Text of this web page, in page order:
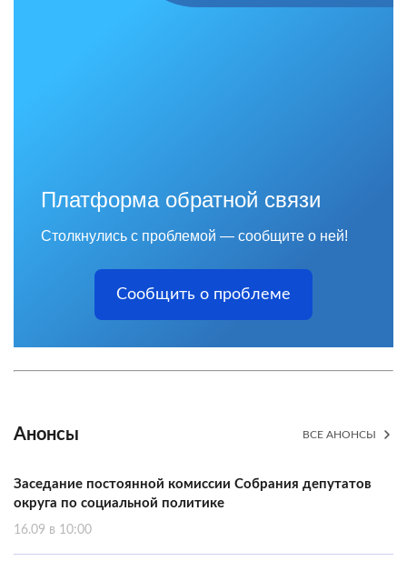
Платформа обратной связи
Столкнулись с проблемой — сообщите о ней!
Сообщить о проблеме
Анонсы ВСЕ АНОНСЫ
Заседание постоянной комиссии Собрания депутатов
округа по социальной политике
16.09 в 10:00